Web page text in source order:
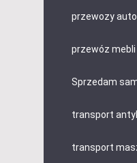
przewozy
przewóz
Sprzedam
transport
transport